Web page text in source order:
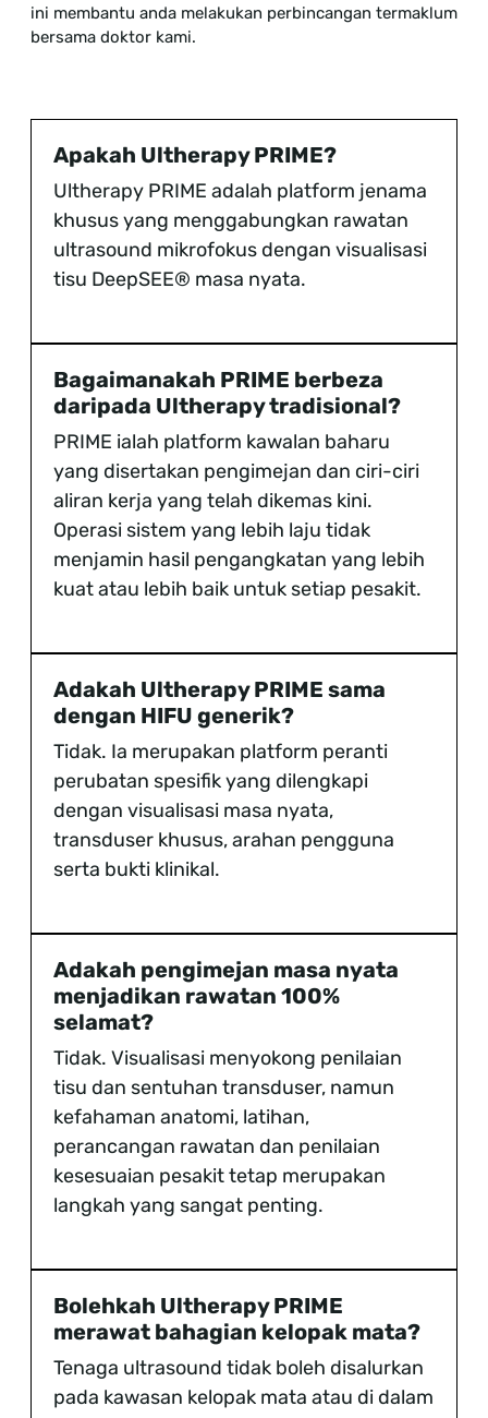
ini membantu anda melakukan perbincangan termaklum
bersama doktor kami.
Apakah Ultherapy PRIME?
Ultherapy PRIME adalah platform jenama
khusus yang menggabungkan rawatan
ultrasound mikrofokus dengan visualisasi
tisu DeepSEE® masa nyata.
Bagaimanakah PRIME berbeza
daripada Ultherapy tradisional?
PRIME ialah platform kawalan baharu
yang disertakan pengimejan dan ciri-ciri
aliran kerja yang telah dikemas kini.
Operasi sistem yang lebih laju tidak
menjamin hasil pengangkatan yang lebih
kuat atau lebih baik untuk setiap pesakit.
Adakah Ultherapy PRIME sama
dengan HIFU generik?
Tidak. Ia merupakan platform peranti
perubatan spesifik yang dilengkapi
dengan visualisasi masa nyata,
transduser khusus, arahan pengguna
serta bukti klinikal.
Adakah pengimejan masa nyata
menjadikan rawatan 100%
selamat?
Tidak. Visualisasi menyokong penilaian
tisu dan sentuhan transduser, namun
kefahaman anatomi, latihan,
perancangan rawatan dan penilaian
kesesuaian pesakit tetap merupakan
langkah yang sangat penting.
Bolehkah Ultherapy PRIME
merawat bahagian kelopak mata?
Tenaga ultrasound tidak boleh disalurkan
pada kawasan kelopak mata atau di dalam